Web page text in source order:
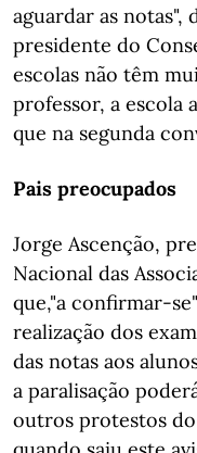
aguardar as notas",
presidente do
escolas não têm
professor, a escola
que na segunda
Pais preocupados
Jorge Ascenção,
Nacional das
que,"a confirmar-
realização dos
das notas aos
a paralisação
outros protestos